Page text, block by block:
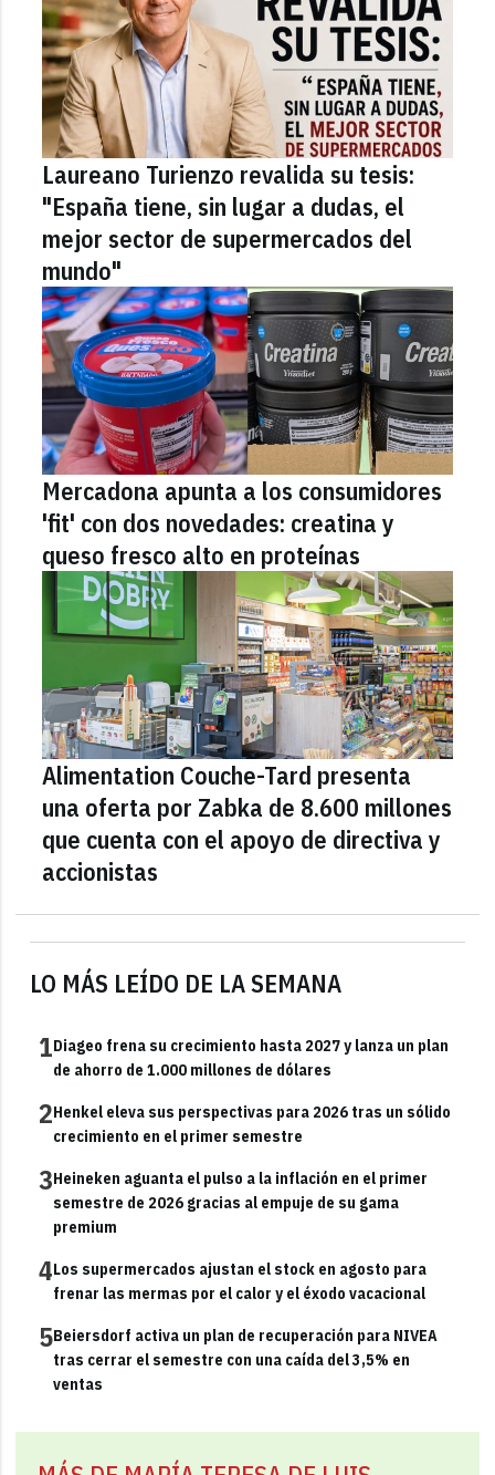
LO MÁS LEÍDO DE LA SEMANA
1Diageo frena su crecimiento hasta 2027 y lanza un plan
de ahorro de 1.000 millones de dólares
2Henkel eleva sus perspectivas para 2026 tras un sólido
crecimiento en el primer semestre
3Heineken aguanta el pulso a la inflación en el primer
semestre de 2026 gracias al empuje de su gama
premium
4Los supermercados ajustan el stock en agosto para
frenar las mermas por el calor y el éxodo vacacional
5Beiersdorf activa un plan de recuperación para NIVEA
tras cerrar el semestre con una caída del 3,5% en
ventas
Laureano Turienzo revalida su tesis:
"España tiene, sin lugar a dudas, el
mejor sector de supermercados del
mundo"
Mercadona apunta a los consumidores
'fit' con dos novedades: creatina y
queso fresco alto en proteínas
Alimentation Couche-Tard presenta
una oferta por Zabka de 8.600 millones
que cuenta con el apoyo de directiva y
accionistas